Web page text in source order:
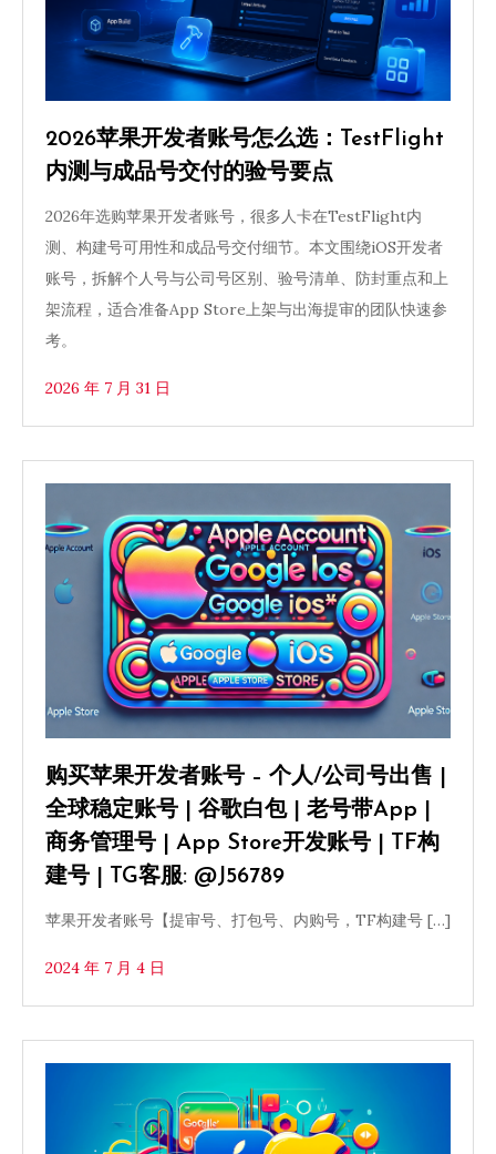
2026苹果开发者账号怎么选：TestFlight
内测与成品号交付的验号要点
2026年选购苹果开发者账号，很多人卡在TestFlight内
测、构建号可用性和成品号交付细节。本文围绕iOS开发者
账号，拆解个人号与公司号区别、验号清单、防封重点和上
架流程，适合准备App Store上架与出海提审的团队快速参
考。
2026 年 7 月 31 日
购买苹果开发者账号 – 个人/公司号出售 |
全球稳定账号 | 谷歌白包 | 老号带App |
商务管理号 | App Store开发账号 | TF构
建号 | TG客服: @J56789
苹果开发者账号【提审号、打包号、内购号，TF构建号 […]
2024 年 7 月 4 日